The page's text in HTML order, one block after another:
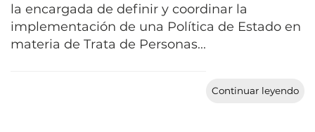
la encargada de definir y coordinar la
implementación de una Política de Estado en
materia de Trata de Personas...
Continuar leyendo